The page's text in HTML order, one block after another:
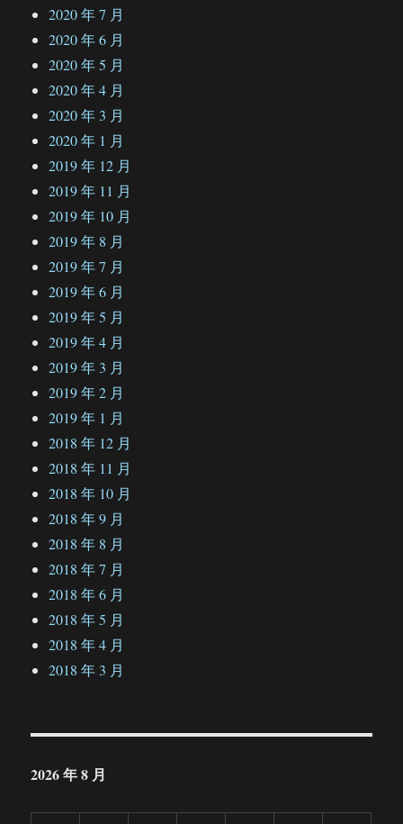
2020 年 7 月
2020 年 6 月
2020 年 5 月
2020 年 4 月
2020 年 3 月
2020 年 1 月
2019 年 12 月
2019 年 11 月
2019 年 10 月
2019 年 8 月
2019 年 7 月
2019 年 6 月
2019 年 5 月
2019 年 4 月
2019 年 3 月
2019 年 2 月
2019 年 1 月
2018 年 12 月
2018 年 11 月
2018 年 10 月
2018 年 9 月
2018 年 8 月
2018 年 7 月
2018 年 6 月
2018 年 5 月
2018 年 4 月
2018 年 3 月
2026 年 8 月